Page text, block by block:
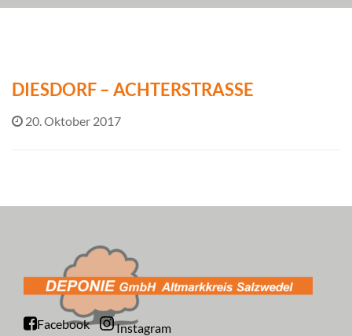
DIESDORF – ACHTERSTRASSE
20. Oktober 2017
Facebook Instagram